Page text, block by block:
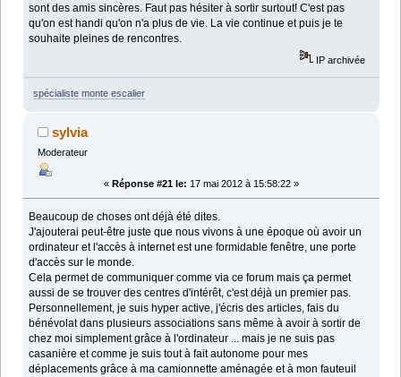
sont des amis sincères. Faut pas hésiter à sortir surtout! C'est pas
qu'on est handi qu'on n'a plus de vie. La vie continue et puis je te
souhaite pleines de rencontres.
IP archivée
spécialiste monte escalier
sylvia
Moderateur
« Réponse #21 le: 17 mai 2012 à 15:58:22 »
Beaucoup de choses ont déjà été dites.
J'ajouterai peut-être juste que nous vivons à une époque où avoir un
ordinateur et l'accès à internet est une formidable fenêtre, une porte
d'accès sur le monde.
Cela permet de communiquer comme via ce forum mais ça permet
aussi de se trouver des centres d'intérêt, c'est déjà un premier pas.
Personnellement, je suis hyper active, j'écris des articles, fais du
bénévolat dans plusieurs associations sans même à avoir à sortir de
chez moi simplement grâce à l'ordinateur ... mais je ne suis pas
casanière et comme je suis tout à fait autonome pour mes
déplacements grâce à ma camionnette aménagée et à mon fauteuil